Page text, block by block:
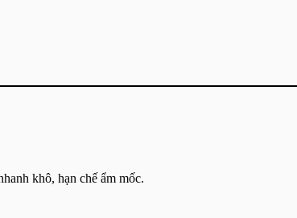
khô, hạn chế ẩm mốc.